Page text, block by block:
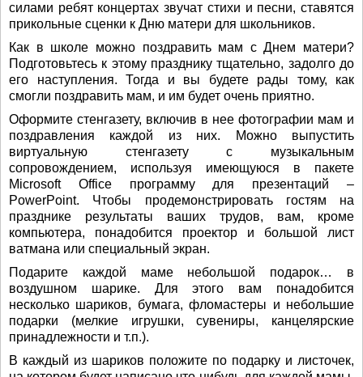
силами ребят концертах звучат стихи и песни, ставятся
прикольные сценки к Дню матери для школьников.
Как в школе можно поздравить мам с Днем матери?
Подготовьтесь к этому празднику тщательно, задолго до
его наступления. Тогда и вы будете рады тому, как
смогли поздравить мам, и им будет очень приятно.
Оформите стенгазету, включив в нее фотографии мам и
поздравления каждой из них. Можно выпустить
виртуальную стенгазету с музыкальным
сопровождением, используя имеющуюся в пакете
Microsoft Office программу для презентаций –
PowerPoint. Чтобы продемонстрировать гостям на
празднике результаты ваших трудов, вам, кроме
компьютера, понадобится проектор и большой лист
ватмана или специальный экран.
Подарите каждой маме небольшой подарок… в
воздушном шарике. Для этого вам понадобится
несколько шариков, бумага, фломастеры и небольшие
подарки (мелкие игрушки, сувениры, канцелярские
принадлежности и т.п.).
В каждый из шариков положите по подарку и листочек,